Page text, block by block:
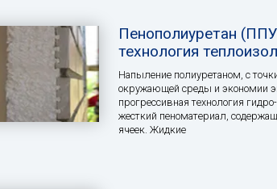
Пенополиуретан
технология
Напыление полиуретаном, с
окружающей среды и экономии
прогрессивная технология
жесткий пеноматериал,
ячеек. Жидкие